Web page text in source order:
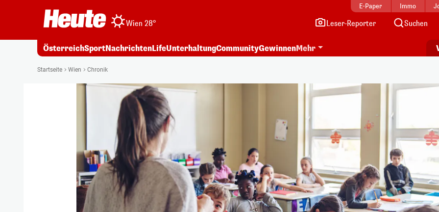
E-Paper Immo
Wien 28° Leser-Reporter Suchen
ÖsterreichSportNachrichtenLifeUnterhaltungCommunityGewinnenMehr
Startseite Wien Chronik